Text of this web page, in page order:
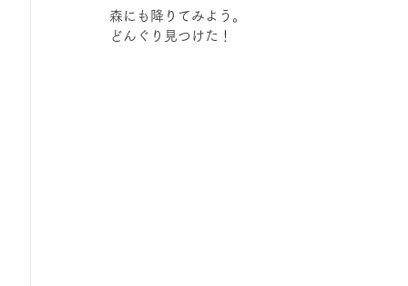
森にも降りてみよう。
どんぐり見つけた！